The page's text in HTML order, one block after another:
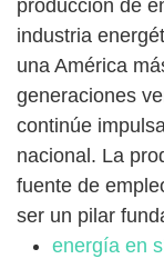
producción de
industria
una América
generaciones
continúe
nacional. La
fuente de
ser un pilar
energía en